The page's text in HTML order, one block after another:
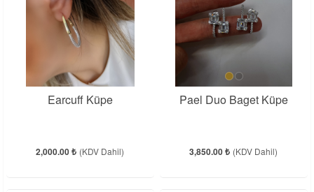
Earcuff Küpe
2,000.00 ₺ (KDV Dahil)
Pael Duo Baget Küpe
3,850.00 ₺ (KDV Dahil)